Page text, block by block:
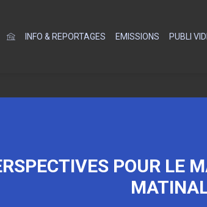
INFO & REPORTAGES EMISSIONS PUBLI
POUR LE